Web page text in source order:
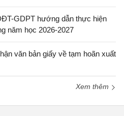
GDPT hướng dẫn thực hiện
năm học 2026-2027
văn bản giấy về tạm hoãn xuất
Xem thêm